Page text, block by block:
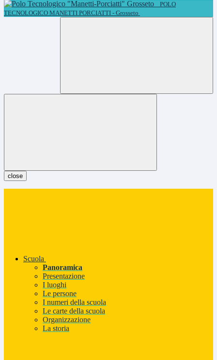
POLO
TECNOLOGICO MANETTI PORCIATTI - Grosseto
close
Scuola
Panoramica
Presentazione
I luoghi
Le persone
I numeri della scuola
Le carte della scuola
Organizzazione
La storia